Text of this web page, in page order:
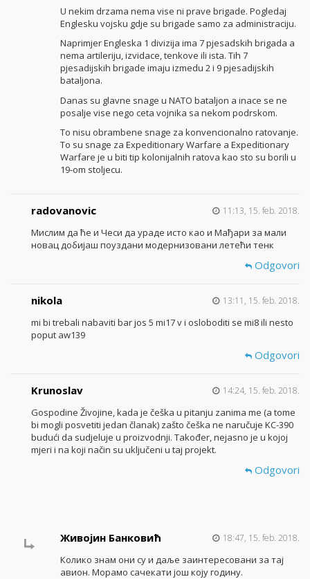
U nekim drzama nema vise ni prave brigade. Pogledaj
Englesku vojsku gdje su brigade samo za administraciju.
Naprimjer Engleska 1 divizija ima 7 pjesadskih brigada a
nema artileriju, izvidace, tenkove ili ista. Tih 7
pjesadijskih brigade imaju izmedu 2 i 9 pjesadijskih
bataljona.
Danas su glavne snage u NATO bataljon a inace se ne
posalje vise nego ceta vojnika sa nekom podrskom.
To nisu obrambene snage za konvencionalno ratovanje.
To su snage za Expeditionary Warfare a Expeditionary
Warfare je u biti tip kolonijalnih ratova kao sto su borili u
19-om stoljecu.
radovanovic 11:13, 15. feb. 2018.
Мислим да ће и Чеси да ураде исто као и Мађари за мали
новац добијаш поуздани модернизовани летећи тенк
Odgovori
nikola 13:11, 15. feb. 2018.
mi bi trebali nabaviti bar jos 5 mi17 v i osloboditi se mi8 ili nesto
poput aw139
Odgovori
Krunoslav 14:24, 15. feb. 2018.
Gospodine Živojine, kada je češka u pitanju zanima me (a tome
bi mogli posvetiti jedan članak) zašto češka ne naručuje KC-390
budući da sudjeluje u proizvodnji. Također, nejasno je u kojoj
mjeri i na koji način su uključeni u taj projekt.
Odgovori
Живојин Банковић 18:47, 15. feb. 2018.
Колико знам они су и даље заинтересовани за тај
авион. Морамо сачекати још коју годину.